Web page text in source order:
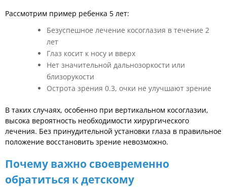
Рассмотрим пример ребенка 5 лет:
Безуспешное лечение косоглазия в течение 2
лет
Глаз косит к носу и вверх
Нет значительной дальнозоркости или
близорукости
Острота зрения 0.3, очки не улучшают зрение
В таких случаях, особенно при вертикальном косоглазии,
высока вероятность необходимости хирургического
лечения. Без принудительной установки глаза в правильное
положение восстановить зрение невозможно.
Почему важно своевременно
обратиться к детскому